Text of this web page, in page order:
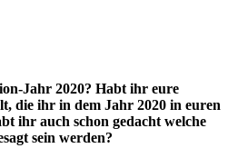
Jahr 2020? Habt ihr eure
die ihr in dem Jahr 2020 in euren
ihr auch schon gedacht welche
sein werden?